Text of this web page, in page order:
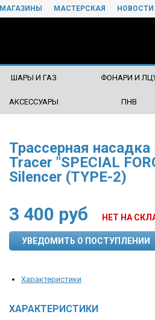
МАГАЗИНЫ МАСТЕРСКАЯ НОВОСТИ
ШАРЫ И ГАЗ ФОНАРИ И
АКСЕССУАРЫ ПНВ
Трассерная
Tracer "SPECIAL
Silencer (TYPE-2)
3 400 руб НЕТ НА
УВЕДОМИТЬ О ПОСТУПЛЕНИИ
Характеристики
ХАРАКТЕРИСТИКИ